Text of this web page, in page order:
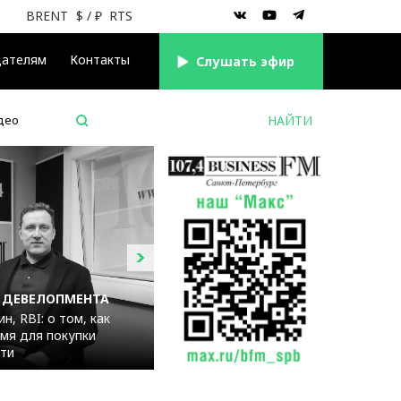
Контакты Cлушать эфир
BRENT $ / ₽ RTS
ДЕВЕЛОПМЕНТА
RBI: о том, как
для покупки